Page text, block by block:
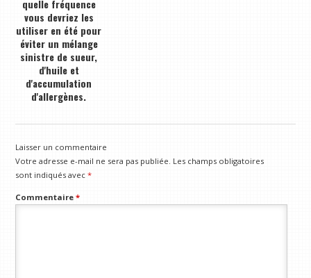
quelle fréquence
vous devriez les
utiliser en été pour
éviter un mélange
sinistre de sueur,
d'huile et
d'accumulation
d'allergènes.
Laisser un commentaire
Votre adresse e-mail ne sera pas publiée. Les champs obligatoires
sont indiqués avec*
Commentaire*